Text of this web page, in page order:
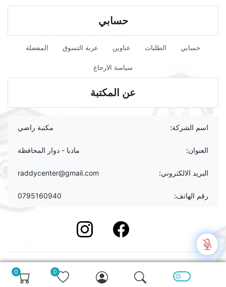
0
0
حسابي
حسابي الطلبات عناوين عربة التسوق المفضلة
سياسة الارجاع
عن المكتبة
اسم الشركة: مكتبة راضي
العنوان: مادبا - دوار المحافظة
البريد الالكتروني: raddycenter@gmail.com
رقم الهاتف: 0795160940
Facebook
instagram
حقوق الطبع والنسخ ؛ 2026 مركز راضي للقرطاسية. كل الحقوق
محفوظة.